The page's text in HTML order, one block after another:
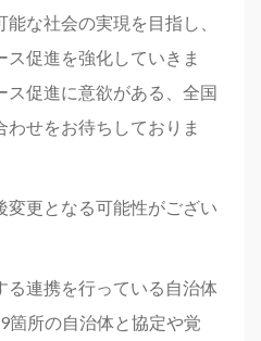
な社会の実現を目指し、
促進を強化していきま
ス促進に意欲がある、全国
せをお待ちしておりま
更となる可能性がござい
る連携を行っている自治体
箇所の自治体と協定や覚